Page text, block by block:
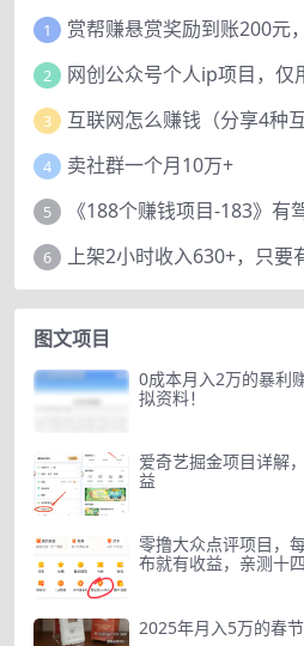
1
2
3 互联网怎么赚钱（分享4种
4 卖社群一个月10万+
5
6
图文项目
0成本月入2万的暴利
拟资料！
爱奇艺掘金项目详解
益
零撸大众点评项目，
布就有收益，亲测十
2025年月入5万的春